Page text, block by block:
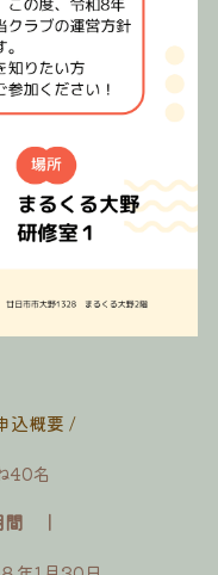
込概要 /
40名
　｜